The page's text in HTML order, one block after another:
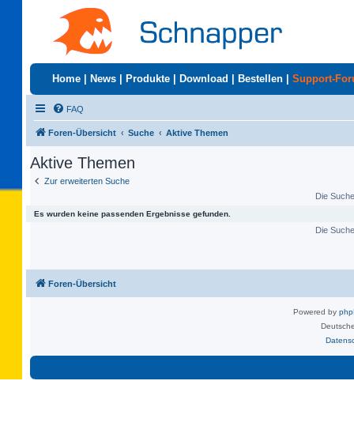
Home News Produkte Download Bestellen Support-
FAQ
Foren-Übersicht Suche Aktive Themen
Aktive Themen
Zur erweiterten Suche
Die
Es wurden keine passenden Ergebnisse gefunden.
Die
Foren-Übersicht
Powered by